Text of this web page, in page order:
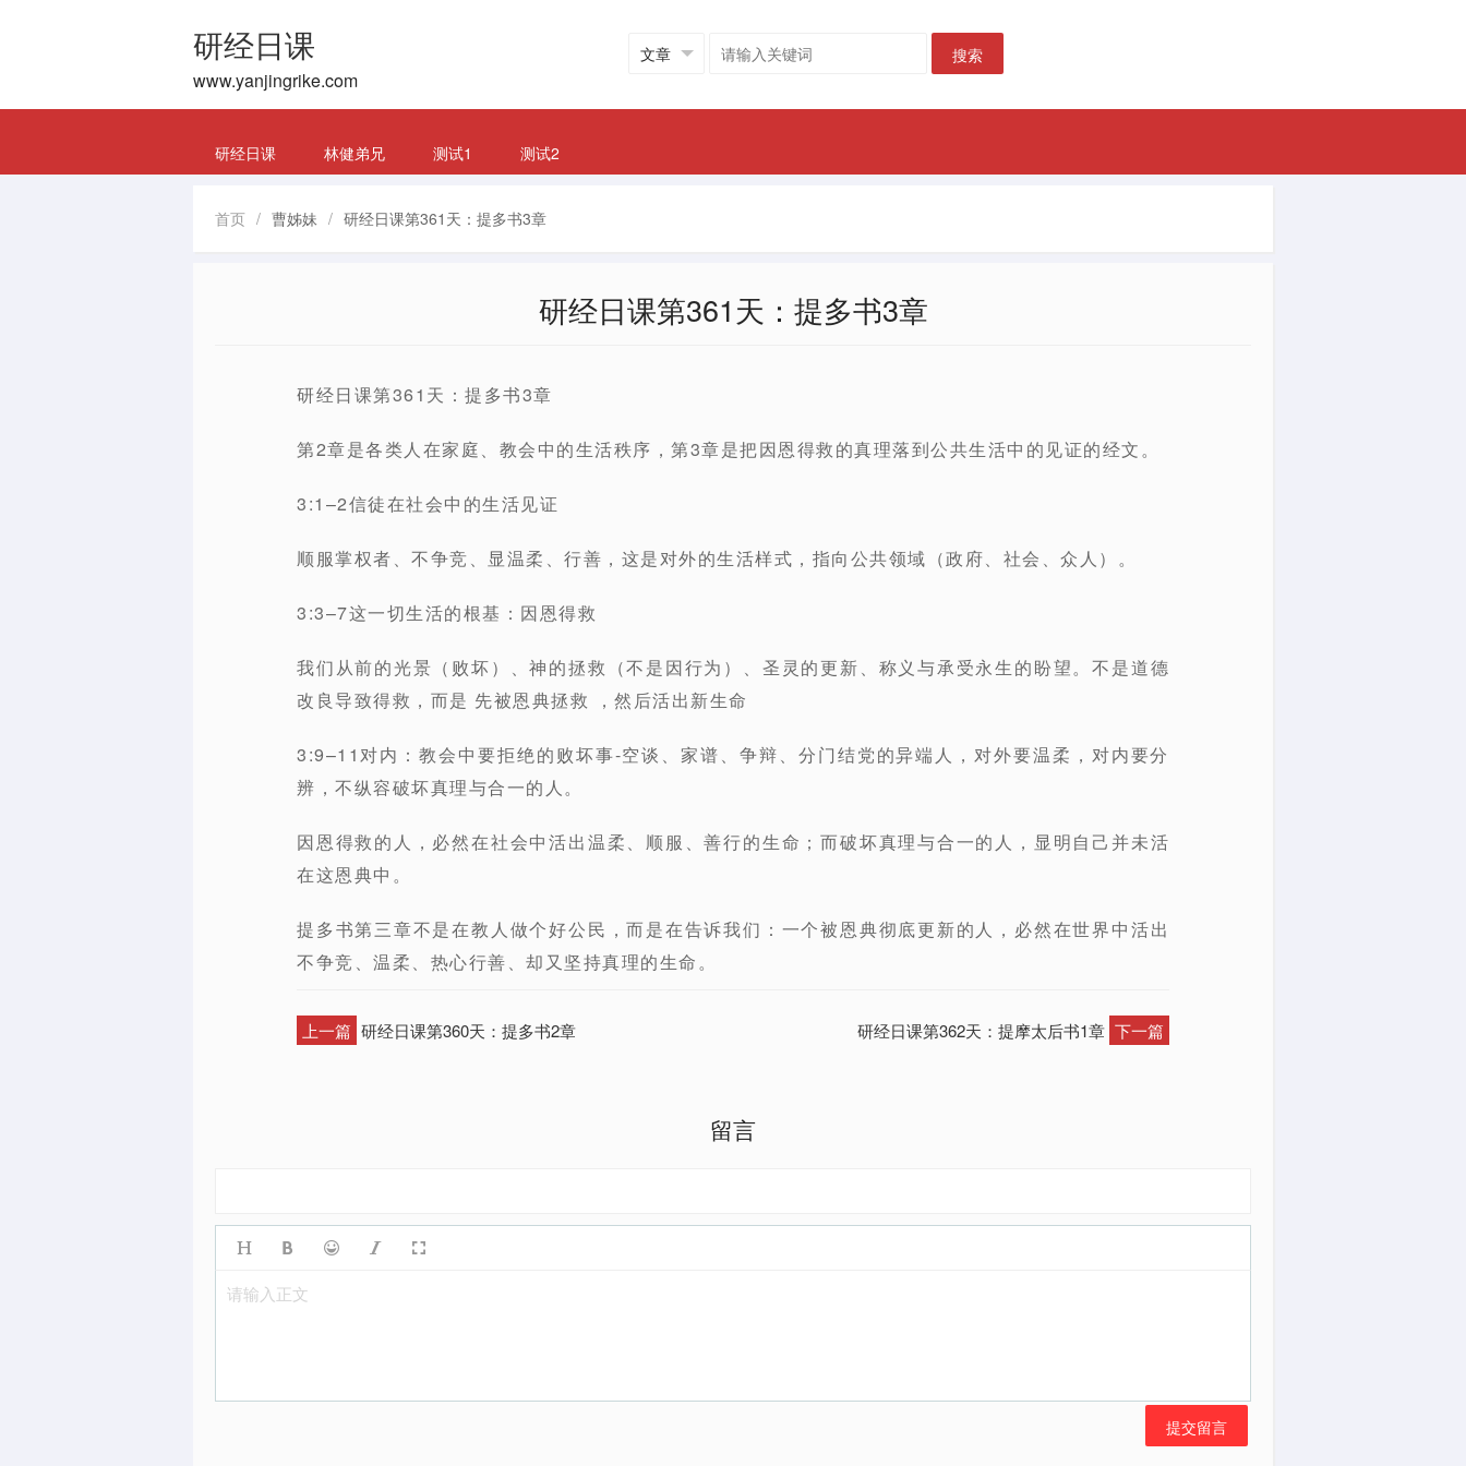
研经日课
www.yanjingrike.com
搜索
研经日课 林健弟兄 测试1 测试2
首页 / 曹姊妹 / 研经日课第361天：提多书3章
研经日课第361天：提多书3章
研经日课第361天：提多书3章
第2章是各类人在家庭、教会中的生活秩序，第3章是把因恩得救的真理落到公共生活中的见证的经文。
3:1–2信徒在社会中的生活见证
顺服掌权者、不争竞、显温柔、行善，这是对外的生活样式 ，指向公共领域（政府、社会、众人）。
3:3–7这一切生活的根基：因恩得救
我们从前的光景（败坏）、神的拯救（不是因行为）、圣灵的更新、称义与承受永生的盼望。不是道德
改良导致得救 ，而是 先被恩典拯救 ，然后活出新生命
3:9–11对内：教会中要拒绝的败坏事-空谈、家谱、争辩、分门结党的异端人，对外要温柔，对内要分
辨，不纵容破坏真理与合一的人。
因恩得救的人，必然在社会中活出温柔、顺服、善行的生命；而破坏真理与合一的人，显明自己并未活
在这恩典中。
提多书第三章不是在教人做个好公民，而是在告诉我们：一个被恩典彻底更新的人，必然在世界中活出
不争竞、温柔、热心行善、却又坚持真理的生命。
上一篇 研经日课第360天：提多书2章 研经日课第362天：提摩太后书1章 下一篇
留言
请输入正文
提交留言